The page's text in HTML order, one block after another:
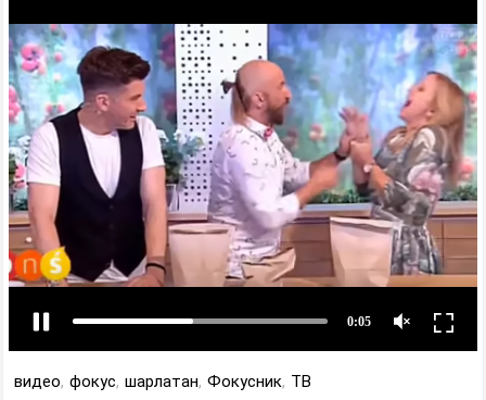
видео, фокус, шарлатан, Фокусник, ТВ